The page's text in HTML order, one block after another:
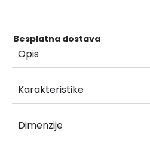
Besplatna dostava
Opis
Karakteristike
Dimenzije